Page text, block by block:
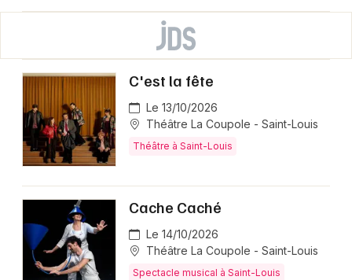
C'est la fête
Le 13/10/2026
Théâtre La Coupole - Saint-Louis
Théâtre à Saint-Louis
Cache Caché
Le 14/10/2026
Théâtre La Coupole - Saint-Louis
Spectacle musical à Saint-Louis